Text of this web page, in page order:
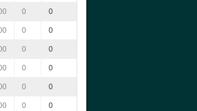
0 0
0 0
0 0
0 0
0 0
0 0